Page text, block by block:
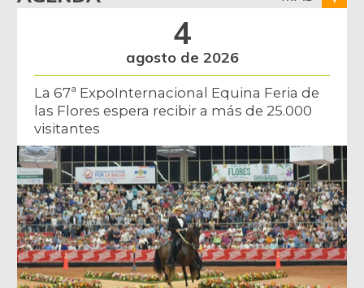
4
agosto de 2026
La 67ª ExpoInternacional Equina Feria de
las Flores espera recibir a más de 25.000
visitantes